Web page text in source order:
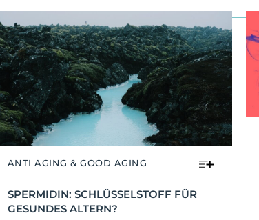
ANTI AGING & GOOD AGING
SPERMIDIN: SCHLÜSSELSTOFF FÜR
GESUNDES ALTERN?